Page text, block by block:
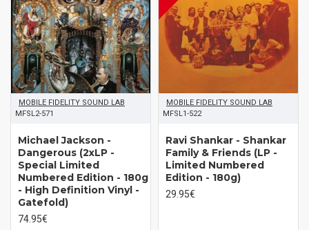
MOBILE FIDELITY SOUND LAB
MFSL2-571
Michael Jackson -
Dangerous (2xLP -
Special Limited
Numbered Edition - 180g
- High Definition Vinyl -
Gatefold)
74.95€
MOBILE FIDELITY SOUND LAB
MFSL1-522
Ravi Shankar - Shankar
Family & Friends (LP -
Limited Numbered
Edition - 180g)
29.95€